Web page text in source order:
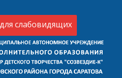
слабовидящих